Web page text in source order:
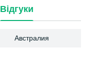
Відгуки
Австралия